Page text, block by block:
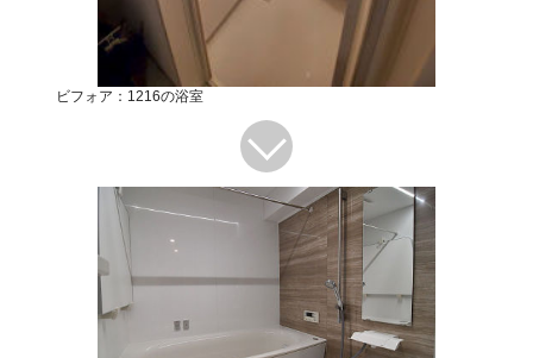
ビフォア：1216の浴室